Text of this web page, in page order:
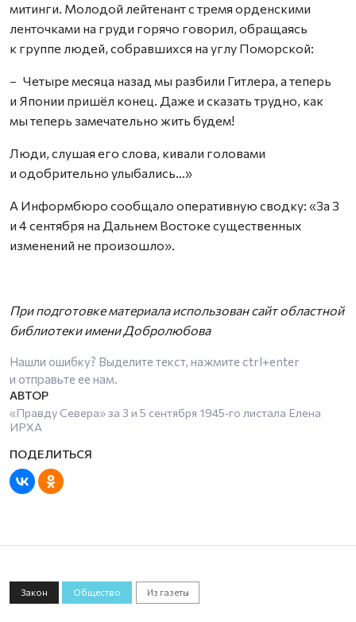
митинги. Молодой лейтенант с тремя орденскими
ленточками на груди горячо говорил, обращаясь
к группе людей, собравшихся на углу Поморской:
– Четыре месяца назад мы разбили Гитлера, а теперь
и Японии пришёл конец. Даже и сказать трудно, как
мы теперь замечательно жить будем!
Люди, слушая его слова, кивали головами
и одобрительно улыбались…»
А Информбюро сообщало оперативную сводку: «За 3
и 4 сентября на Дальнем Востоке существенных
изменений не произошло».
При подготовке материала использован сайт областной
библиотеки имени Добролюбова
Нашли ошибку? Выделите текст, нажмите ctrl+enter
и отправьте ее нам.
«Правду Севера» за 3 и 5 сентября 1945‑го листала Елена
ИРХА
Закон Общество Из газеты